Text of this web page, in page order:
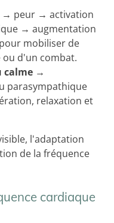
→ peur → activation
→ augmentation
mobiliser de
ou d'un combat.
calme →
parasympathique
relaxation et
l'adaptation
de la fréquence
cardiaque